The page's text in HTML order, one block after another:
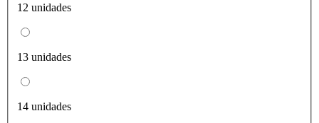
12 unidades
13 unidades
14 unidades